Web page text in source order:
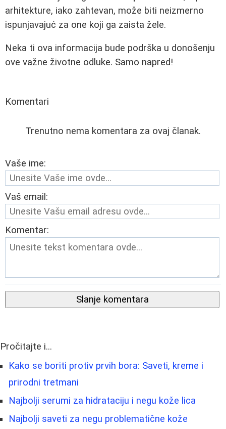
arhitekture, iako zahtevan, može biti neizmerno
ispunjavajuć za one koji ga zaista žele.
Neka ti ova informacija bude podrška u donošenju
ove važne životne odluke. Samo napred!
Komentari
Trenutno nema komentara za ovaj članak.
Vaše ime:
Vaš email:
Komentar:
Slanje komentara
Pročitajte i...
Kako se boriti protiv prvih bora: Saveti, kreme i
prirodni tretmani
Najbolji serumi za hidrataciju i negu kože lica
Najbolji saveti za negu problematične kože